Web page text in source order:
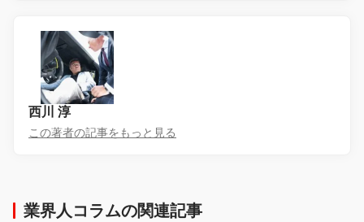
西川 淳
この著者の記事をもっと見る
業界人コラムの関連記事